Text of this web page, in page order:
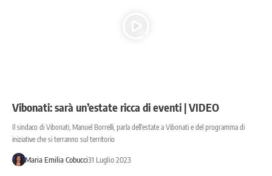
Vibonati: sarà un’estate ricca di eventi | VIDEO
Il sindaco di Vibonati, Manuel Borrelli, parla dell'estate a Vibonati e del programma di
iniziative che si terranno sul territorio
Maria Emilia Cobucci31 Luglio 2023